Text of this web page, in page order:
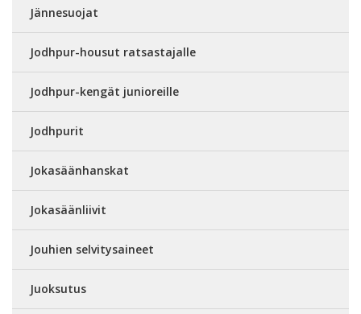
Jännesuojat
Jodhpur-housut ratsastajalle
Jodhpur-kengät junioreille
Jodhpurit
Jokasäänhanskat
Jokasäänliivit
Jouhien selvitysaineet
Juoksutus